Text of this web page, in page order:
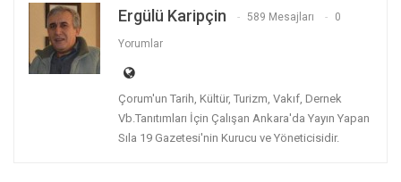
Ergülü Karipçin 589 Mesajları 0
Yorumlar
Çorum'un Tarih, Kültür, Turizm, Vakıf, Dernek
Vb.Tanıtımları İçin Çalışan Ankara'da Yayın Yapan
Sıla 19 Gazetesi'nin Kurucu ve Yöneticisidir.